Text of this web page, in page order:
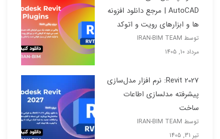
AutoCAD | مرجع دانلود افزونه
ها و ابزارهای رویت و اتوکد
توسط IRAN-BIM TEAM
مرداد 10, 1405
Revit 2027: نرم افزار مدل‌سازی
پیشرفته مدلسازی اطاعات
ساخت
توسط IRAN-BIM TEAM
تیر 31, 1405